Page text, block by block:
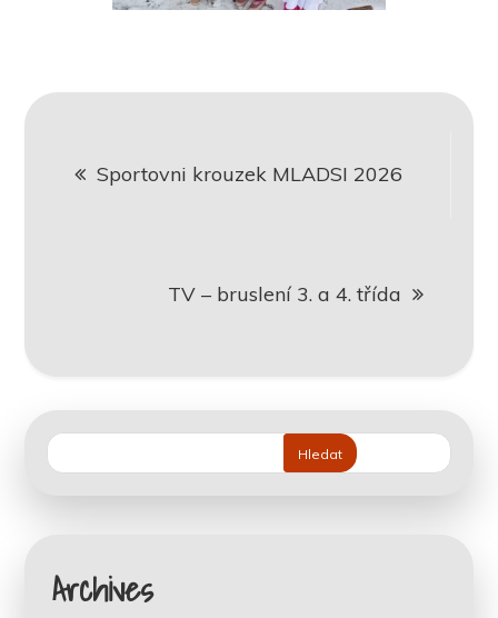
proSportovni krouzek MLADSI 2026
TV – bruslení 3. a 4. třída
Hledat
Archives